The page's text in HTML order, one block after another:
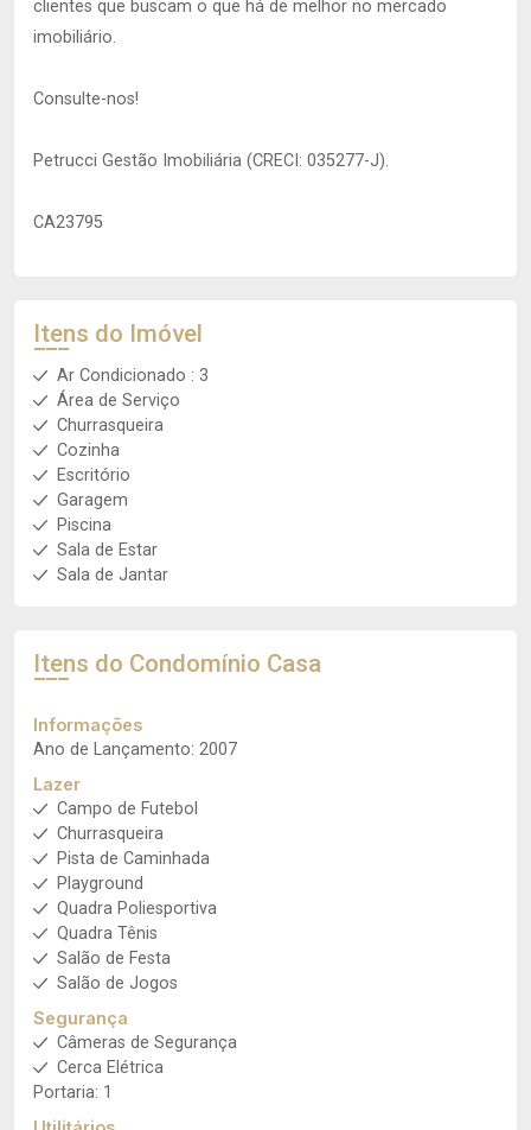
clientes que buscam o que há de melhor no mercado
imobiliário.
Consulte-nos!
Petrucci Gestão Imobiliária (CRECI: 035277-J).
CA23795
Itens do Imóvel
Ar Condicionado : 3
Área de Serviço
Churrasqueira
Cozinha
Escritório
Garagem
Piscina
Sala de Estar
Sala de Jantar
Itens do Condomínio Casa
Informações
Ano de Lançamento: 2007
Lazer
Campo de Futebol
Churrasqueira
Pista de Caminhada
Playground
Quadra Poliesportiva
Quadra Tênis
Salão de Festa
Salão de Jogos
Segurança
Câmeras de Segurança
Cerca Elétrica
Portaria: 1